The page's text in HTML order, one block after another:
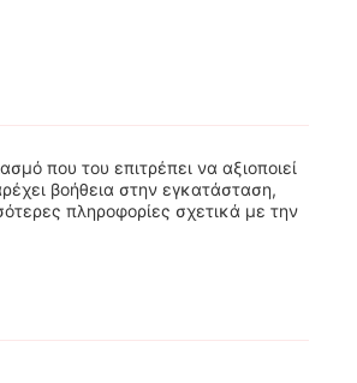
που του επιτρέπει να αξιοποιεί
βοήθεια στην εγκατάσταση,
πληροφορίες σχετικά με την